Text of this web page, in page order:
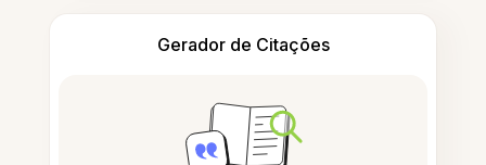
Gerador de Citações